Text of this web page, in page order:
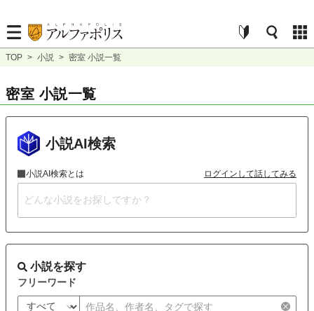
TOP > 小説 > 密室 小説一覧
密室 小説一覧
小説AI検索
小説AI検索とは ログインして話してみる
小説を探す
フリーワード